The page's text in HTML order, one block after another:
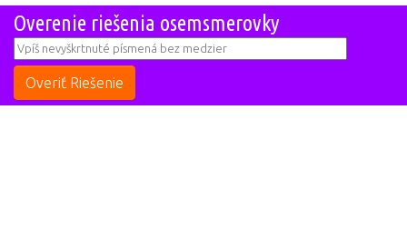
Overenie riešenia osemsmerovky